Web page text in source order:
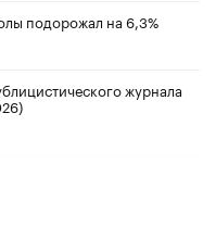
подорожал на 6,3%
журнала